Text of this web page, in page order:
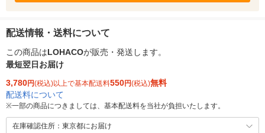
配送情報・送料について
この商品はLOHACOが販売・発送します。
最短翌日お届け
3,780円(税込)以上で基本配送料550円(税込)無料
配送料について
※一部の商品につきましては、基本配送料を当社が負担いたします。
在庫確認住所：東京都にお届け